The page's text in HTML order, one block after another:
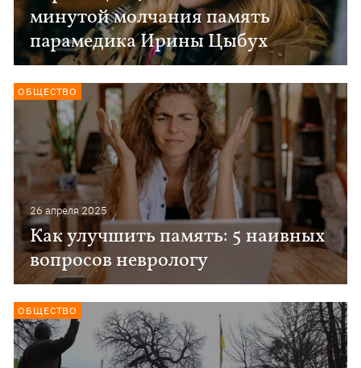
минутой молчания память
парамедика Ирины Цыбух
26 апреля 2025
Как улучшить память: 5 наивных
вопросов неврологу
ОБЩЕСТВО
ОБЩЕСТВО